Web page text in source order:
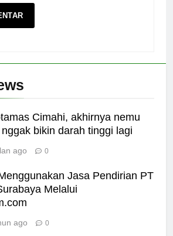
Cimahi, akhirnya nemu
bikin darah tinggi lagi
ago 0
Jasa Pendirian PT
Melalui
ago 0